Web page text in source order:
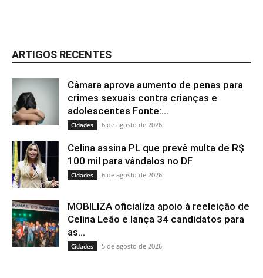
ARTIGOS RECENTES
Câmara aprova aumento de penas para
crimes sexuais contra crianças e
adolescentes Fonte:...
Cidades 6 de agosto de 2026
Celina assina PL que prevê multa de R$
100 mil para vândalos no DF
Cidades 6 de agosto de 2026
MOBILIZA oficializa apoio à reeleição de
Celina Leão e lança 34 candidatos para
as...
Cidades 5 de agosto de 2026